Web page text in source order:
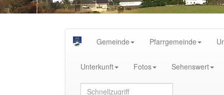
Gemeinde Pfarrgemeinde
Unterkunft Fotos Sehenswert